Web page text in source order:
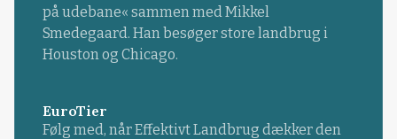
på udebane« sammen med Mikkel
Smedegaard. Han besøger store landbrug i
Houston og Chicago.
EuroTier
Følg med, når Effektivt Landbrug dækker den